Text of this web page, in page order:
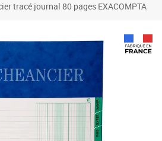
tracé journal 80 pages EXACOMPTA